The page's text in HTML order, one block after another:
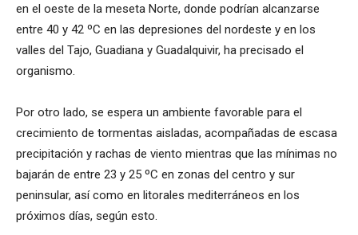
en el oeste de la meseta Norte, donde podrían alcanzarse
entre 40 y 42 ºC en las depresiones del nordeste y en los
valles del Tajo, Guadiana y Guadalquivir, ha precisado el
organismo.
Por otro lado, se espera un ambiente favorable para el
crecimiento de tormentas aisladas, acompañadas de escasa
precipitación y rachas de viento mientras que las mínimas no
bajarán de entre 23 y 25 ºC en zonas del centro y sur
peninsular, así como en litorales mediterráneos en los
próximos días, según esto.